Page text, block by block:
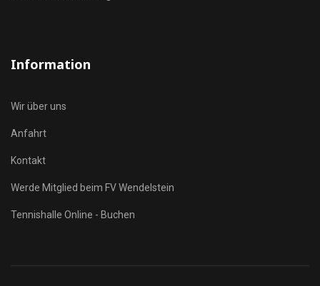
Information
Wir über uns
Anfahrt
Kontakt
Werde Mitglied beim FV Wendelstein
Tennishalle Online - Buchen